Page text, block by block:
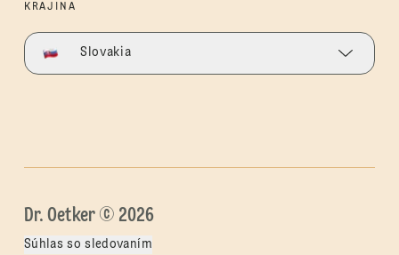
KRAJINA
Slovakia
Dr. Oetker © 2026
Súhlas so sledovaním